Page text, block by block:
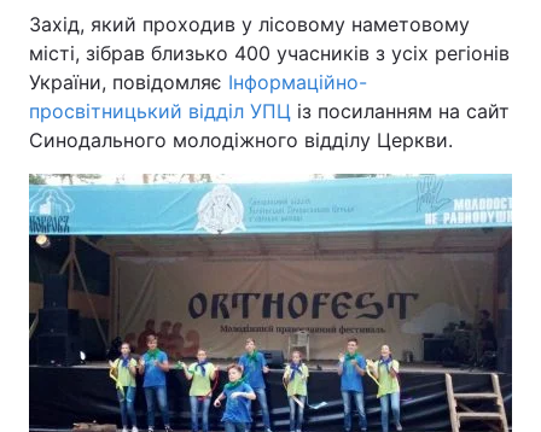
Захід, який проходив у лісовому наметовому
місті, зібрав близько 400 учасників з усіх регіонів
України, повідомляє Інформаційно-
просвітницький відділ УПЦ із посиланням на сайт
Синодального молодіжного відділу Церкви.